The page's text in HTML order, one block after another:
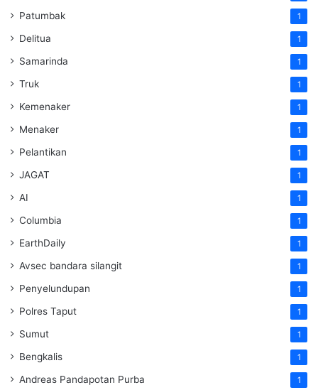
Patumbak 1
Delitua 1
Samarinda 1
Truk 1
Kemenaker 1
Menaker 1
Pelantikan 1
JAGAT 1
AI 1
Columbia 1
EarthDaily 1
Avsec bandara silangit 1
Penyelundupan 1
Polres Taput 1
Sumut 1
Bengkalis 1
Andreas Pandapotan Purba 1